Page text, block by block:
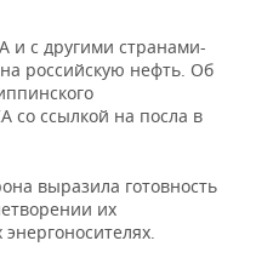
и с другими странами-
российскую нефть. Об
со ссылкой на посла в
выразила готовность
их